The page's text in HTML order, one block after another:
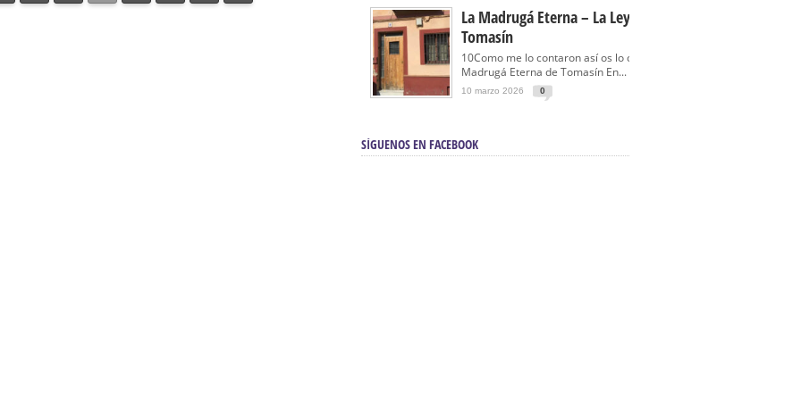
La Madrugá Eterna – La Leyenda De
Tomasín
10Como me lo contaron así os lo cuento… La
Madrugá Eterna de Tomasín En...
10 marzo 2026 0
SÍGUENOS EN FACEBOOK